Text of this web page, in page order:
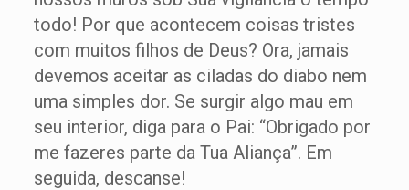
todo! Por que acontecem coisas tristes
com muitos filhos de Deus? Ora, jamais
devemos aceitar as ciladas do diabo nem
uma simples dor. Se surgir algo mau em
seu interior, diga para o Pai: “Obrigado por
me fazeres parte da Tua Aliança”. Em
seguida, descanse!